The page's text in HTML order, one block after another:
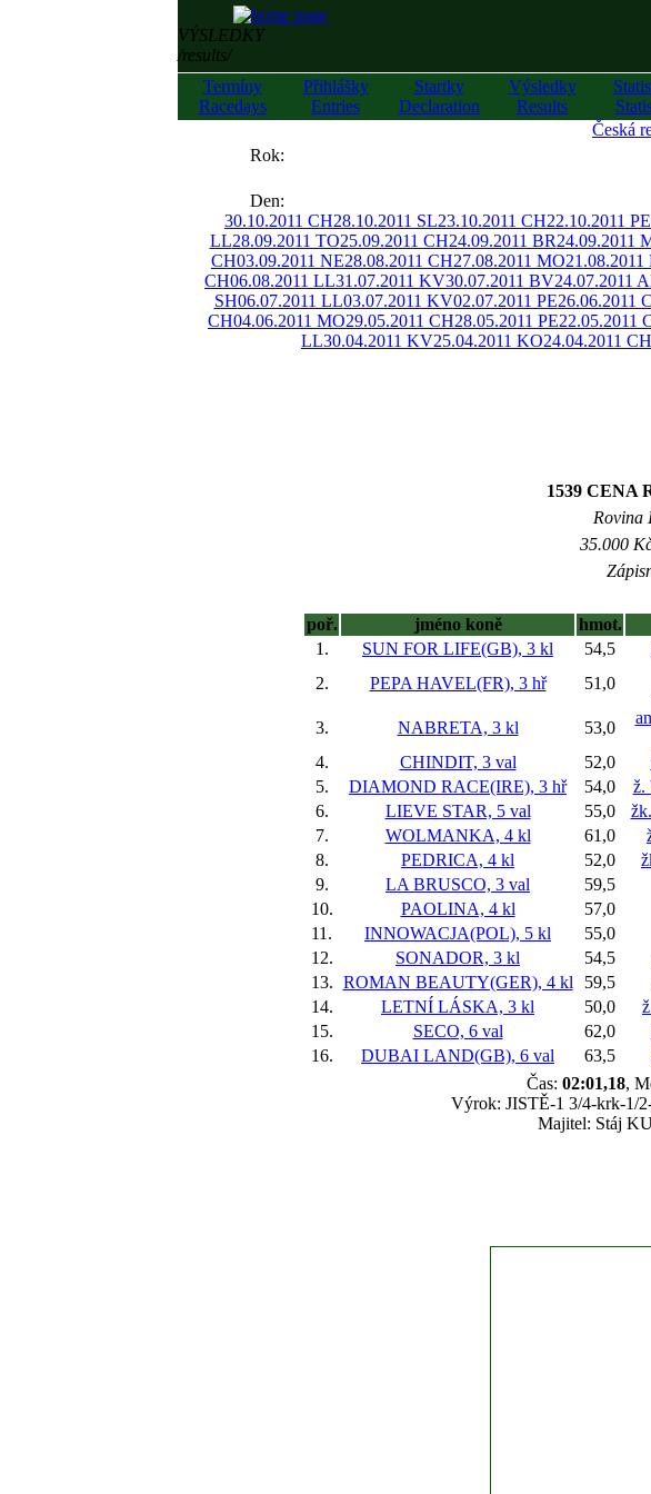
VÝSLEDKY
/results/
Termíny
Racedays
Přihlášky
Entries
Startky
Declaration
Výsledky
Results
Česká
Rok:
Den:
30.10.2011 CH28.10.2011 SL23.10.2011 CH22.10.2011 PE
LL28.09.2011 TO25.09.2011 CH24.09.2011 BR24.09.2011
CH03.09.2011 NE28.08.2011 CH27.08.2011 MO21.08.2011
CH06.08.2011 LL31.07.2011 KV30.07.2011 BV24.07.2011
SH06.07.2011 LL03.07.2011 KV02.07.2011 PE26.06.2011
CH04.06.2011 MO29.05.2011 CH28.05.2011 PE22.05.2011
LL30.04.2011 KV25.04.2011 KO24.04.2011 CH
1539 CENA
Rovina
35.000
poř.
jméno koně hmot.
1.
SUN FOR LIFE(GB), 3 kl 54,5
2.
PEPA HAVEL(FR), 3 hř 51,0
3. NABRETA, 3 kl 53,0
4.
CHINDIT, 3 val 52,0
5.
DIAMOND RACE(IRE), 3 hř 54,0 ž.
6.
LIEVE STAR, 5 val 55,0
7.
WOLMANKA, 4 kl 61,0
8.
PEDRICA, 4 kl 52,0
9.
LA BRUSCO, 3 val 59,5
10.
PAOLINA, 4 kl 57,0
11.
INNOWACJA(POL), 5 kl 55,0
12.
SONADOR, 3 kl 54,5
13. ROMAN BEAUTY(GER), 4 kl 59,5
14.
LETNÍ LÁSKA, 3 kl 50,0
15.
SECO, 6 val 62,0
16.
DUBAI LAND(GB), 6 val 63,5
Čas: 02:01,18,
Výrok: JISTĚ-1 3/4-krk-1/
Majitel: Stáj